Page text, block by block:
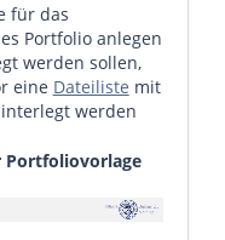
für das
Portfolio anlegen
werden sollen,
eine Dateiliste mit
werden
Portfoliovorlage